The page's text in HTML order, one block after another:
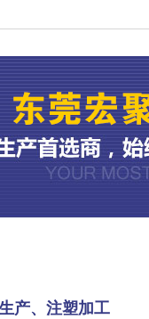
产、注塑加工